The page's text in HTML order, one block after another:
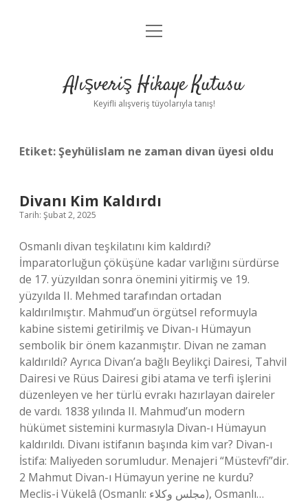
Anasayfa
Yasal Uyarı
menüyü
Alışveriş Hikaye Kutusu
Keyifli alışveriş tüyolarıyla tanış!
Etiket:Şeyhülislam ne zaman divan üyesi oldu
Divanı Kim Kaldırdı
Tarih: Şubat 2, 2025
Osmanlı divan teşkilatını kim kaldırdı?
İmparatorluğun çöküşüne kadar varlığını sürdürse
de 17. yüzyıldan sonra önemini yitirmiş ve 19.
yüzyılda II. Mehmed tarafından ortadan
kaldırılmıştır. Mahmud’un örgütsel reformuyla
kabine sistemi getirilmiş ve Divan-ı Hümayun
sembolik bir önem kazanmıştır. Divan ne zaman
kaldırıldı? Ayrıca Divan’a bağlı Beylikçi Dairesi, Tahvil
Dairesi ve Rüus Dairesi gibi atama ve terfi işlerini
düzenleyen ve her türlü evrakı hazırlayan daireler
de vardı. 1838 yılında II. Mahmud’un modern
hükümet sistemini kurmasıyla Divan-ı Hümayun
kaldırıldı. Divanı istifanın başında kim var? Divan-ı
İstifa: Maliyeden sorumludur. Menajeri “Müstevfi”dir.
2 Mahmut Divan-ı Hümayun yerine ne kurdu?
Meclis-i Vükelâ (Osmanlı: مجلس وكلاء), Osmanlı…